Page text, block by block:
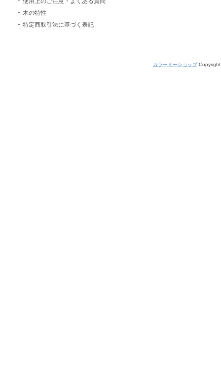
木の特性
特定商取引法に基づく表記
カラーミーショップ